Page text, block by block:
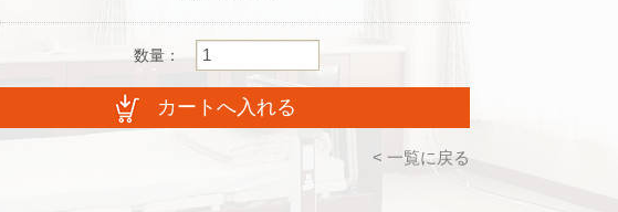
数量：
< 一覧に戻る